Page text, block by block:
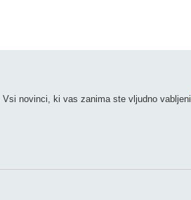
novinci, ki vas zanima ste vljudno vabljeni